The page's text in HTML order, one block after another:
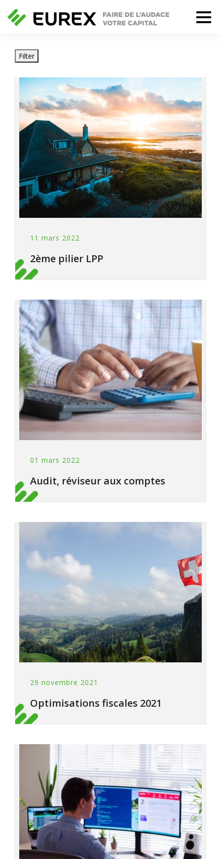
Filter
11 mars 2022
2ème pilier LPP
01 mars 2022
Audit, réviseur aux comptes
29 novembre 2021
Optimisations fiscales 2021